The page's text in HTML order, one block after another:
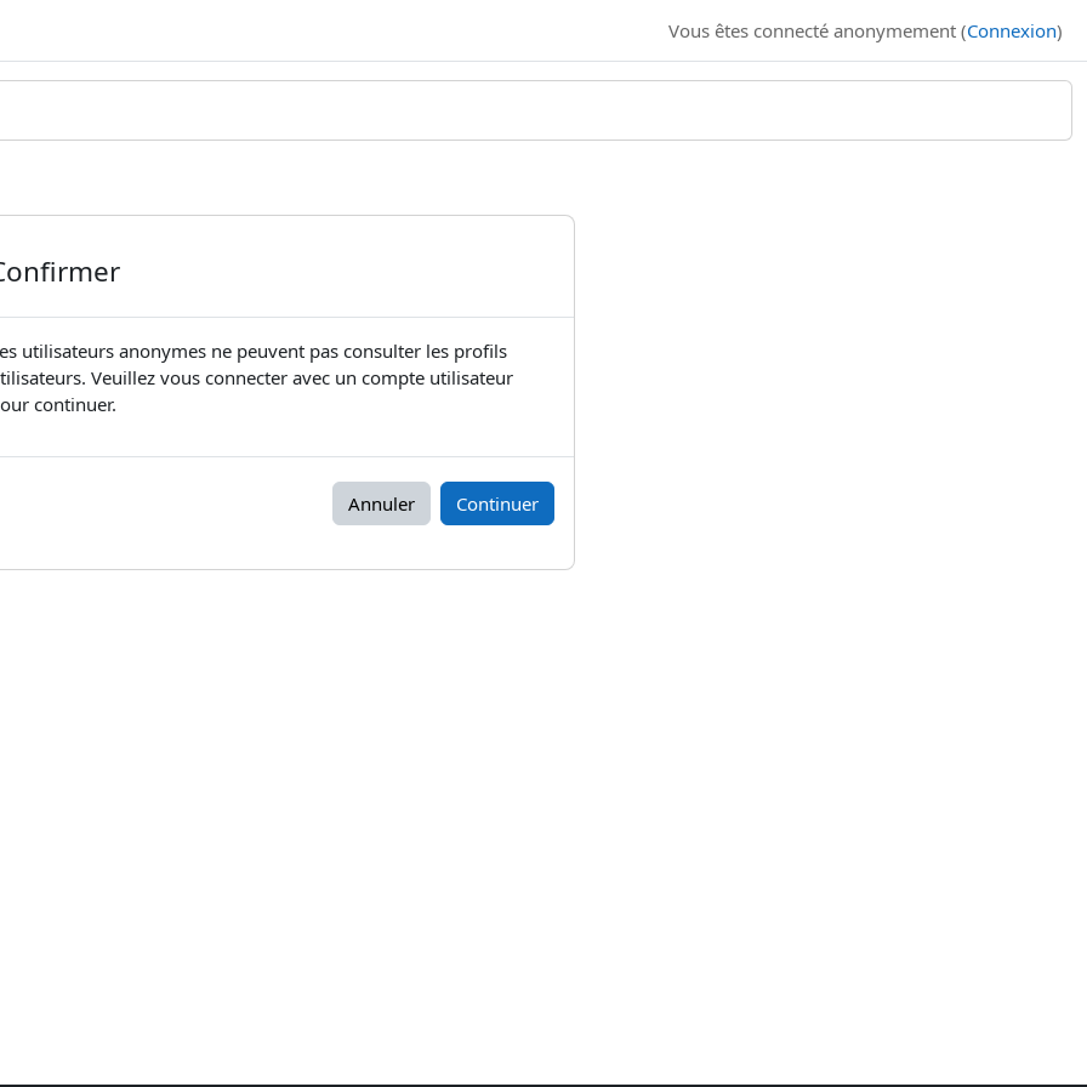
Vous êtes connecté anonymement (Connexion)
utilisateurs anonymes ne peuvent pas consulter les profils
Veuillez vous connecter avec un compte utilisateur
continuer.
Annuler Continuer